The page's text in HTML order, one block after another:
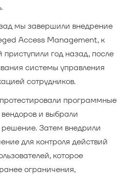
мы завершили внедрение
Access Management, к
год назад, после
системы управления
сотрудников.
программные
и выбрали
Затем внедрили
для контроля действий
которое
ограничения,